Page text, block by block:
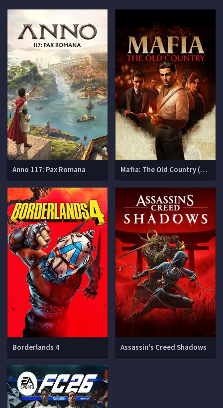
Anno 117: Pax Romana Mafia: The Old Country (Мафия 4)
Borderlands 4 Assassin's Creed Shadows